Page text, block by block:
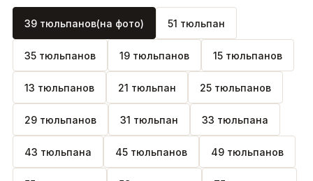
39 тюльпанов(на фото) 51 тюльпан
35 тюльпанов 19 тюльпанов 15 тюльпанов
13 тюльпанов 21 тюльпан 25 тюльпанов
29 тюльпанов 31 тюльпан 33 тюльпана
43 тюльпана 45 тюльпанов 49 тюльпанов